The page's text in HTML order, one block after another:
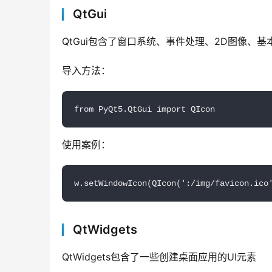
QtGui
QtGui包含了窗口系统、事件处理、2D图像、基
导入方法：
from PyQt5.QtGui import QIcon
使用案例：
w.setWindowIcon(QIcon(':/img/
QtWidgets
QtWidgets包含了一些创建桌面应用的UI元素